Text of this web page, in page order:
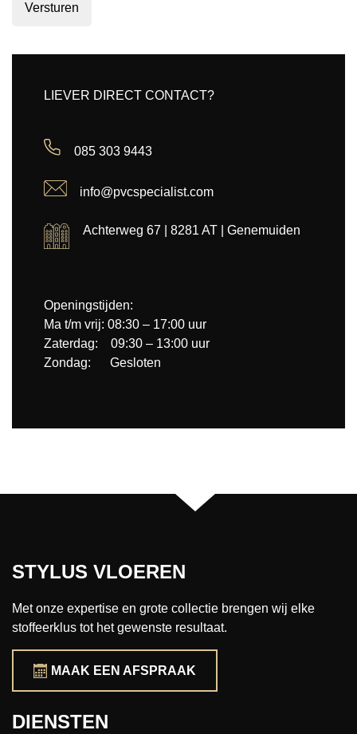
Versturen
LIEVER DIRECT CONTACT?
085 303 9443
info@pvcspecialist.com
Achterweg 67 | 8281 AT | Genemuiden
Openingstijden:
Ma t/m vrij: 08:30 – 17:00 uur
Zaterdag: 09:30 – 13:00 uur
Zondag: Gesloten
STYLUS VLOEREN
Met onze expertise en grote collectie brengen wij elke
stoffeerklus tot het gewenste resultaat.
MAAK EEN AFSPRAAK
DIENSTEN